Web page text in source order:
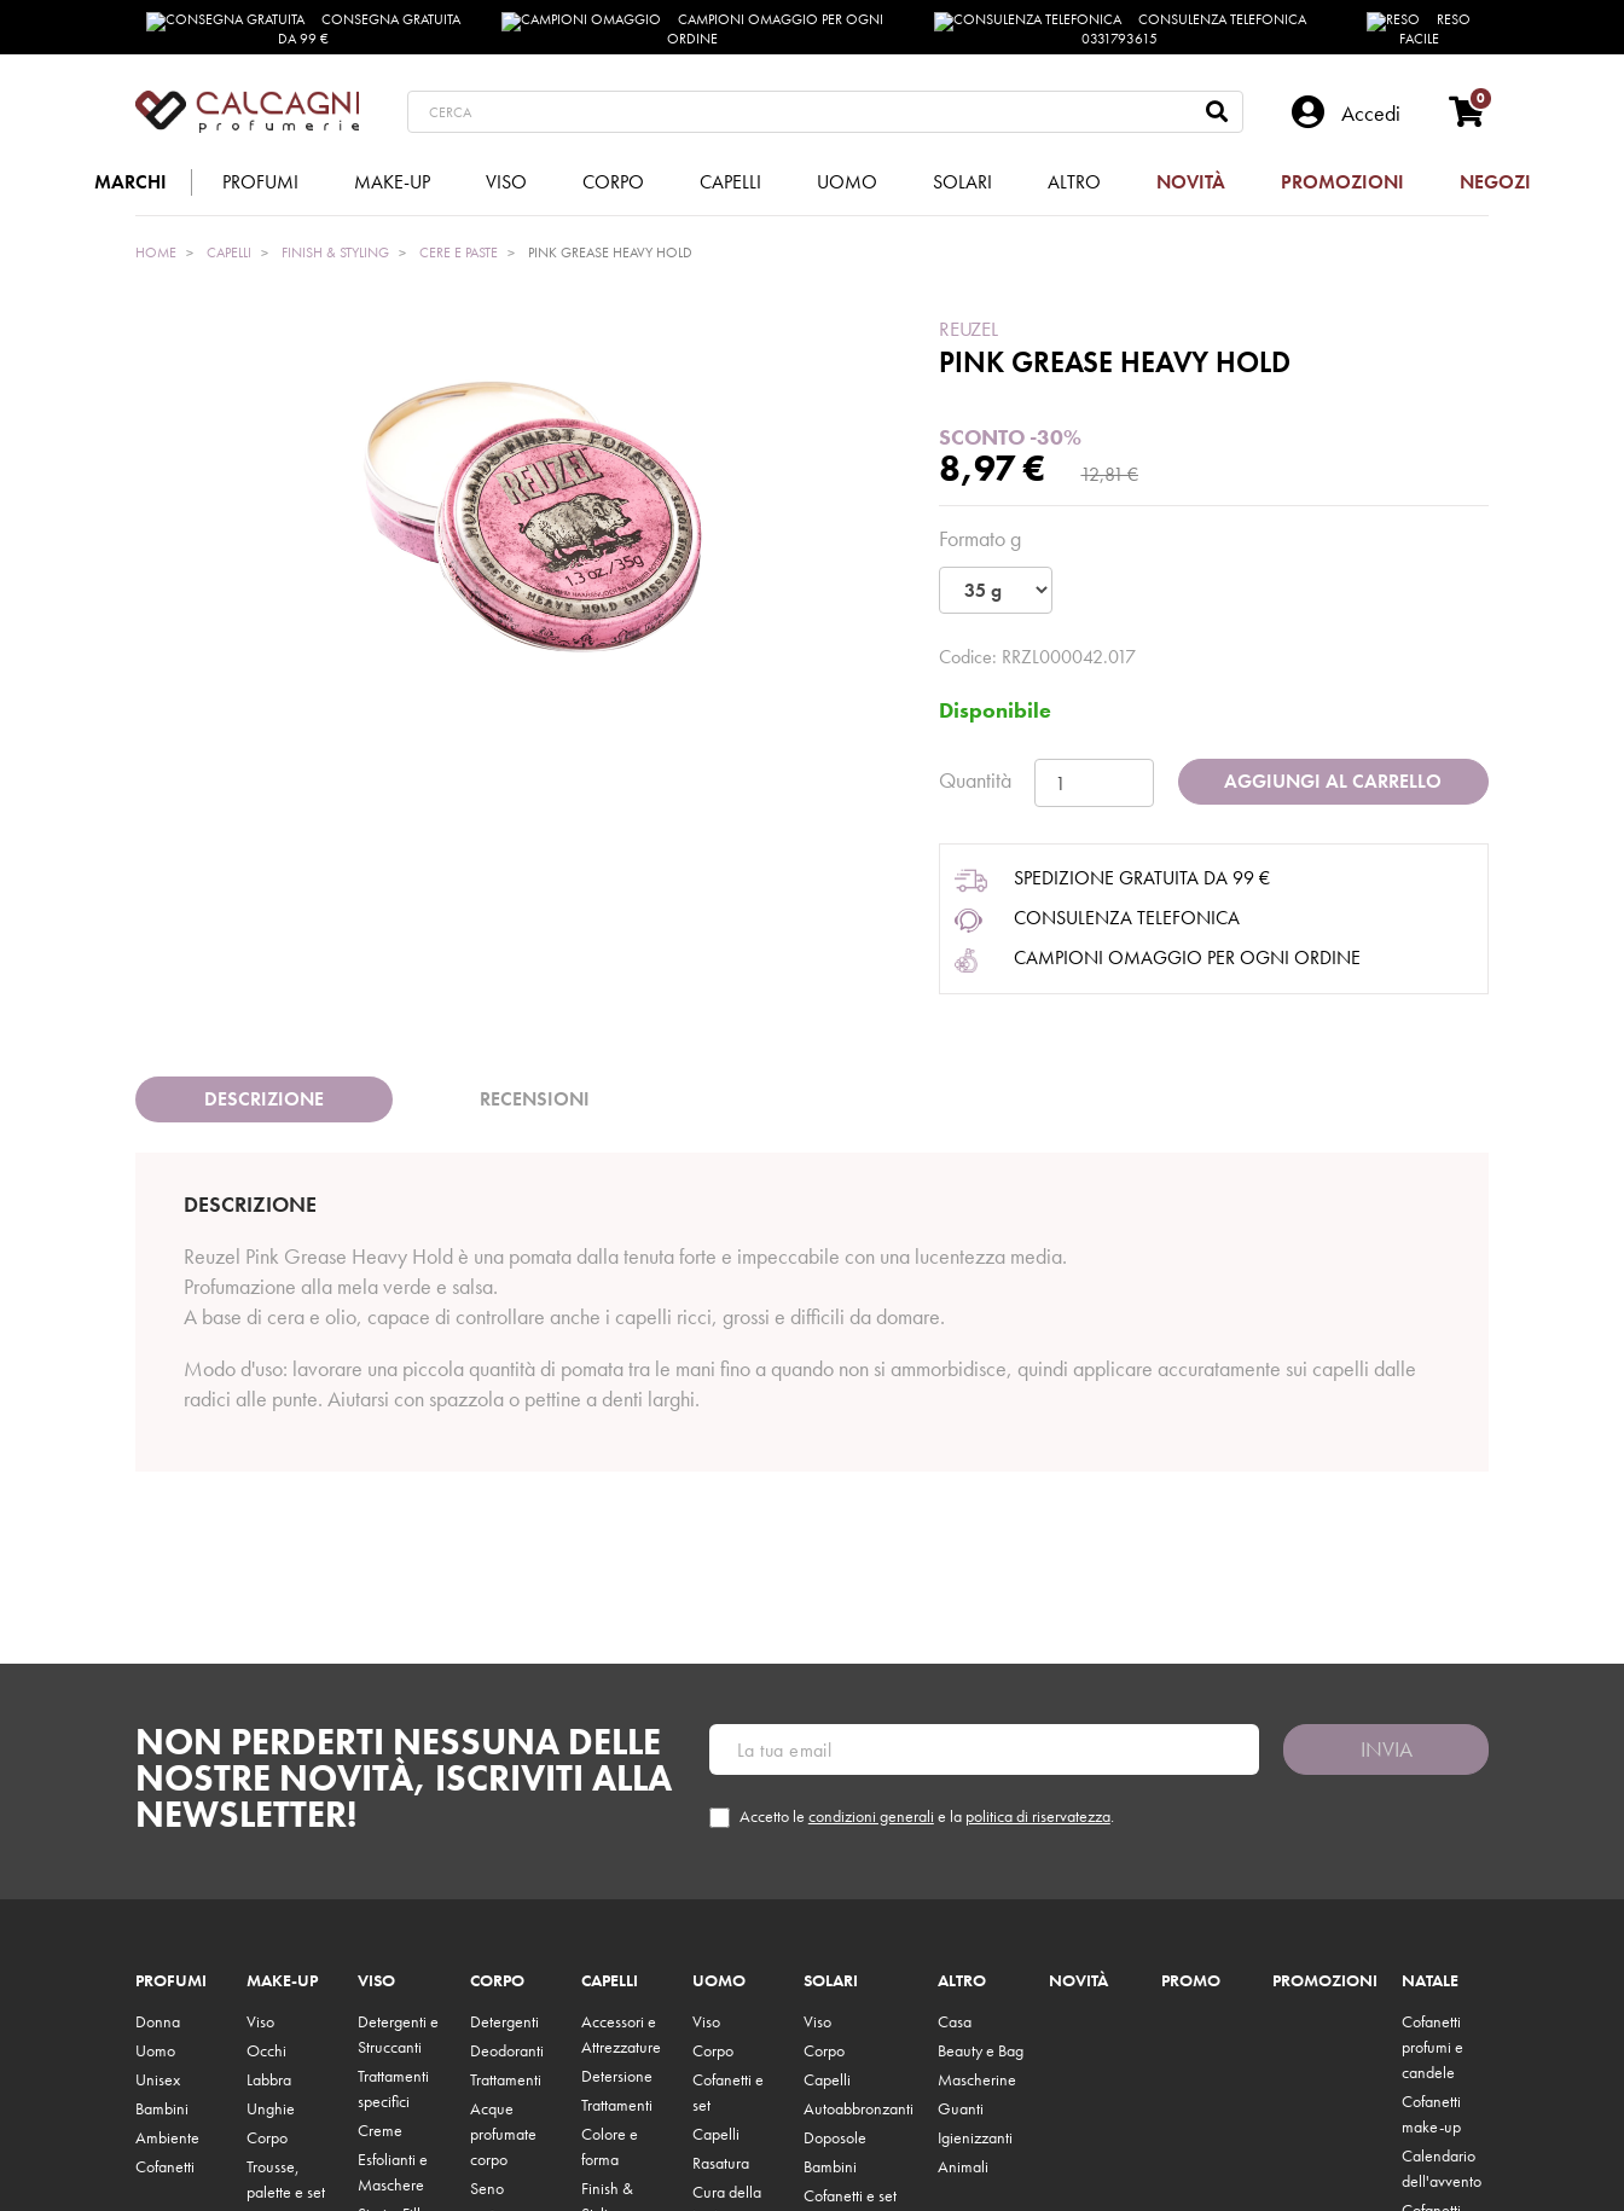
CONSEGNA GRATUITA
DA 99 €
CAMPIONI OMAGGIO PER OGNI
ORDINE
CONSULENZA TELEFONICA
0331793615
RESO
FACILE
Accedi
0
MARCHI PROFUMI MAKE-UP VISO CORPO CAPELLI UOMO SOLARI ALTRO NOVITÀ PROMOZIONI NEGOZI
HOME CAPELLI FINISH & STYLING CERE E PASTE PINK GREASE HEAVY HOLD
REUZEL
PINK GREASE HEAVY HOLD
SCONTO -30%
8,97 € 12,81 €
Formato g
Codice: RRZL000042.017
Disponibile
Quantità AGGIUNGI AL CARRELLO
SPEDIZIONE GRATUITA DA 99 €
CONSULENZA TELEFONICA
CAMPIONI OMAGGIO PER OGNI ORDINE
DESCRIZIONE RECENSIONI
DESCRIZIONE
Reuzel Pink Grease Heavy Hold è una pomata dalla tenuta forte e impeccabile con una lucentezza media.
Profumazione alla mela verde e salsa.
A base di cera e olio, capace di controllare anche i capelli ricci, grossi e difficili da domare.
Modo d'uso: lavorare una piccola quantità di pomata tra le mani fino a quando non si ammorbidisce, quindi applicare accuratamente sui capelli dalle
radici alle punte. Aiutarsi con spazzola o pettine a denti larghi.
NON PERDERTI NESSUNA DELLE
NOSTRE NOVITÀ, ISCRIVITI ALLA
NEWSLETTER! Accetto le condizioni generali e la politica di riservatezza.
INVIA
PROFUMI
Donna
Uomo
Unisex
Bambini
Ambiente
Cofanetti
MAKE-UP
Viso
Occhi
Labbra
Unghie
Corpo
Trousse,
palette e set
VISO
Detergenti e
Struccanti
Trattamenti
specifici
Creme
Esfolianti e
Maschere
CORPO
Detergenti
Deodoranti
Trattamenti
Acque
profumate
corpo
Seno
CAPELLI
Accessori e
Attrezzature
Detersione
Trattamenti
Colore e
forma
Finish &
UOMO
Viso
Corpo
Cofanetti e
set
Capelli
Rasatura
Cura della
SOLARI
Viso
Corpo
Capelli
Autoabbronzanti
Doposole
Bambini
Cofanetti e set
ALTRO
Casa
Beauty e Bag
Mascherine
Guanti
Igienizzanti
Animali
NOVITÀ PROMO PROMOZIONI
NATALE
Cofanetti
profumi e
candele
Cofanetti
make-up
Calendario
dell'avvento